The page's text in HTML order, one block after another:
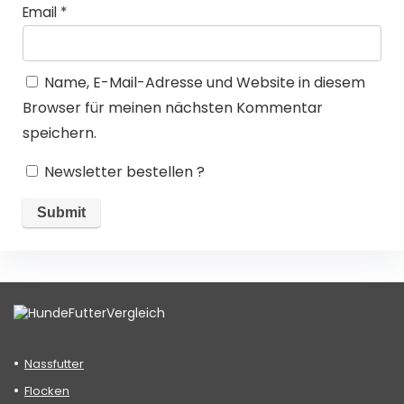
Email *
Name, E-Mail-Adresse und Website in diesem
Browser für meinen nächsten Kommentar
speichern.
Newsletter bestellen ?
Nassfutter
Flocken